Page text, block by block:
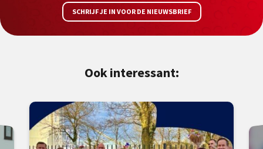
SCHRIJF JE IN VOOR DE NIEUWSBRIEF
Ook interessant: